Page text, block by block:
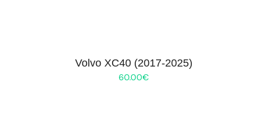
Volvo XC40 (2017-2025)
60.00€